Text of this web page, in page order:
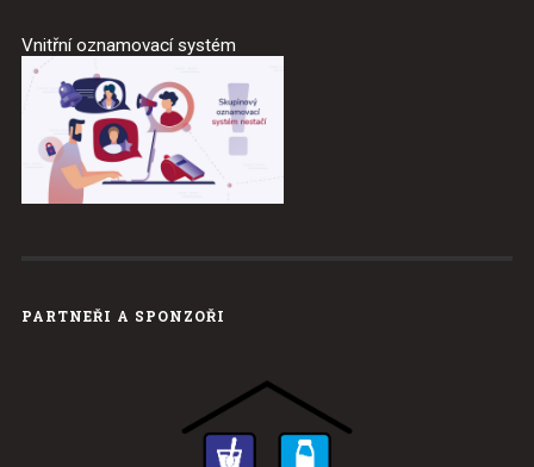
Vnitřní oznamovací systém
PARTNEŘI A SPONZOŘI